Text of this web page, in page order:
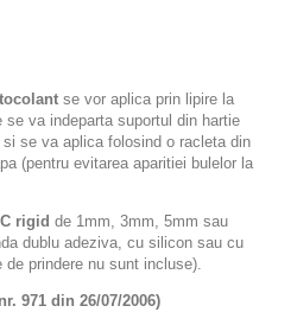
se vor aplica prin lipire la
va indeparta suportul din hartie
se va aplica folosind o racleta din
(pentru evitarea aparitiei bulelor la
rigid de 1mm, 3mm, 5mm sau
dublu adeziva, cu silicon sau cu
prindere nu sunt incluse).
971 din 26/07/2006)